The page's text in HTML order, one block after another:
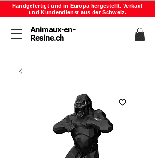
Animaux-en-
Resine.ch
Handgefertigt und in Europa hergestellt. Verkauf
und Kundendienst aus der Schweiz.